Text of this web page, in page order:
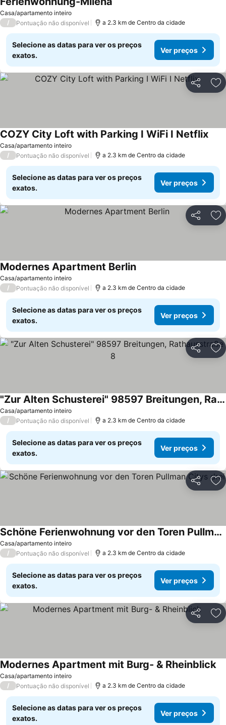
Casa/apartamento inteiro
/ Pontuação não disponível a 2.3 km de Centro da cidade
Selecione as datas para ver os preços
exatos.
Ver preços
Partilhar
Casa/apartamento inteiro
COZY City Loft with Parking I WiFi I Netflix
/ Pontuação não disponível a 2.3 km de Centro da cidade
Selecione as datas para ver os preços
exatos.
Ver preços
Partilhar
Casa/apartamento inteiro
Modernes Apartment Berlin
/ Pontuação não disponível a 2.3 km de Centro da cidade
Selecione as datas para ver os preços
exatos.
Ver preços
Partilhar
Casa/apartamento inteiro
"Zur Alten Schusterei" 98597 Breitungen, Rathausstraße 8
/ Pontuação não disponível a 2.3 km de Centro da cidade
Selecione as datas para ver os preços
exatos.
Ver preços
Partilhar
Casa/apartamento inteiro
Schöne Ferienwohnung vor den Toren Pullman Citys drei
/ Pontuação não disponível a 2.3 km de Centro da cidade
Selecione as datas para ver os preços
exatos.
Ver preços
Partilhar
Casa/apartamento inteiro
Modernes Apartment mit Burg- & Rheinblick
/ Pontuação não disponível a 2.3 km de Centro da cidade
Selecione as datas para ver os preços
exatos.
Ver preços